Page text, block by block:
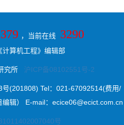
，当前在线 3290
计算机工程》编辑部
究所 沪ICP备08102551号-2
(201808) Tel：021-67092514(费用/
辑） E-mail：ecice06@ecict.com.cn
号